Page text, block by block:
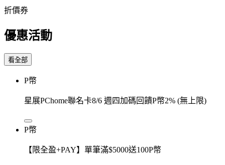
折價券
優惠活動
看全部
P幣
星展PChome聯名卡8/6 週四加碼回饋P幣2% (無上限)
P幣
【限全盈+PAY】單筆滿$5000送100P幣